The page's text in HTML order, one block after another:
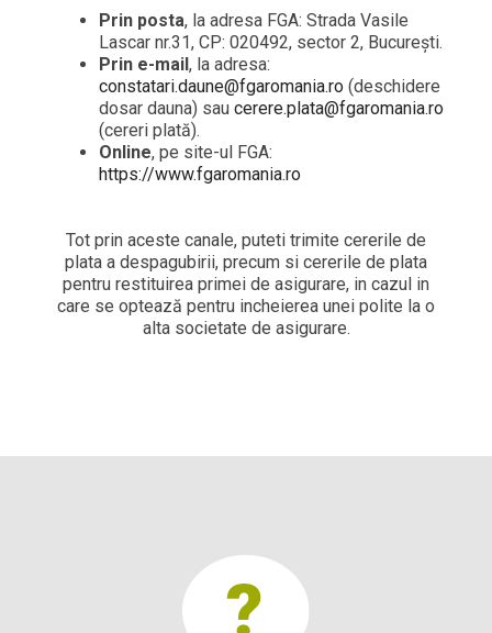
Prin posta, la adresa FGA: Strada Vasile
Lascar nr.31, CP: 020492, sector 2, București.
Prin e-mail , la adresa:
constatari.daune@fgaromania.ro (deschidere
dosar dauna) sau cerere.plata@fgaromania.ro
(cereri plată).
Online, pe site-ul FGA:
https://www.fgaromania.ro
Tot prin aceste canale, puteti trimite cererile de
plata a despagubirii, precum si cererile de plata
pentru restituirea primei de asigurare, in cazul in
care se optează pentru incheierea unei polite la o
alta societate de asigurare.